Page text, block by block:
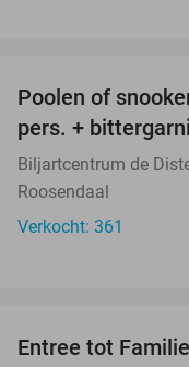
Poolen of
pers. +
Biljartcentrum de
Roosendaal
Verkocht: 361
Entree tot